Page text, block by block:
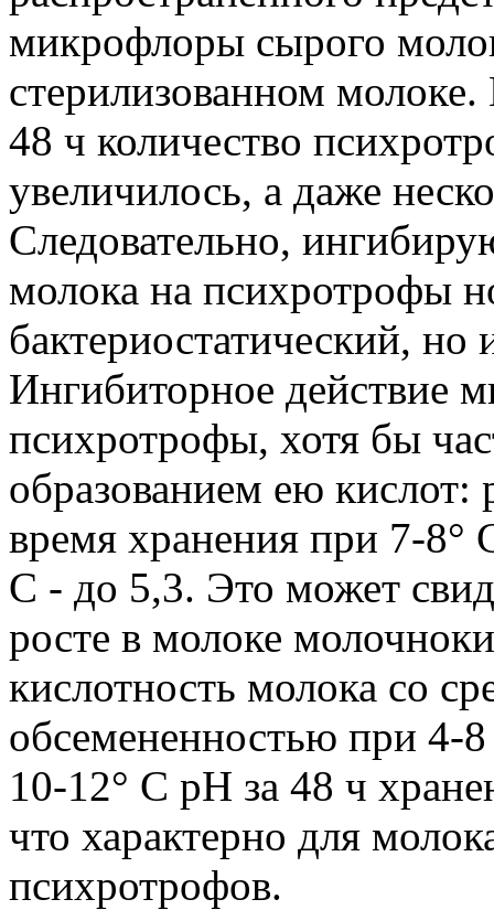
микрофлоры сырого
стерилизованном
48 ч количество
увеличилось, а даже
Следовательно,
молока на психротрофы
бактериостатический,
Ингибиторное действие
психротрофы, хотя бы
образованием ею кислот:
время хранения при 7-8°
С - до 5,3. Это может
росте в молоке
кислотность молока со
обсемененностью при 4-
10-12° С pH за 48 ч
что характерно для
психротрофов.